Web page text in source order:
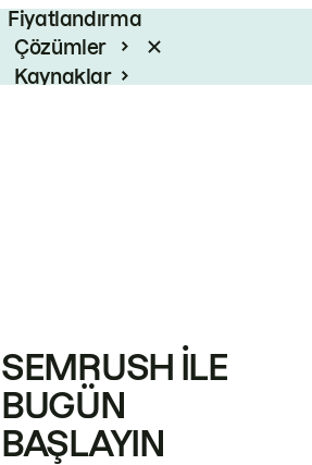
Fiyatlandırma
Çözümler
Kaynaklar
SEMRUSH ILE
BUGÜN
BAŞLAYIN